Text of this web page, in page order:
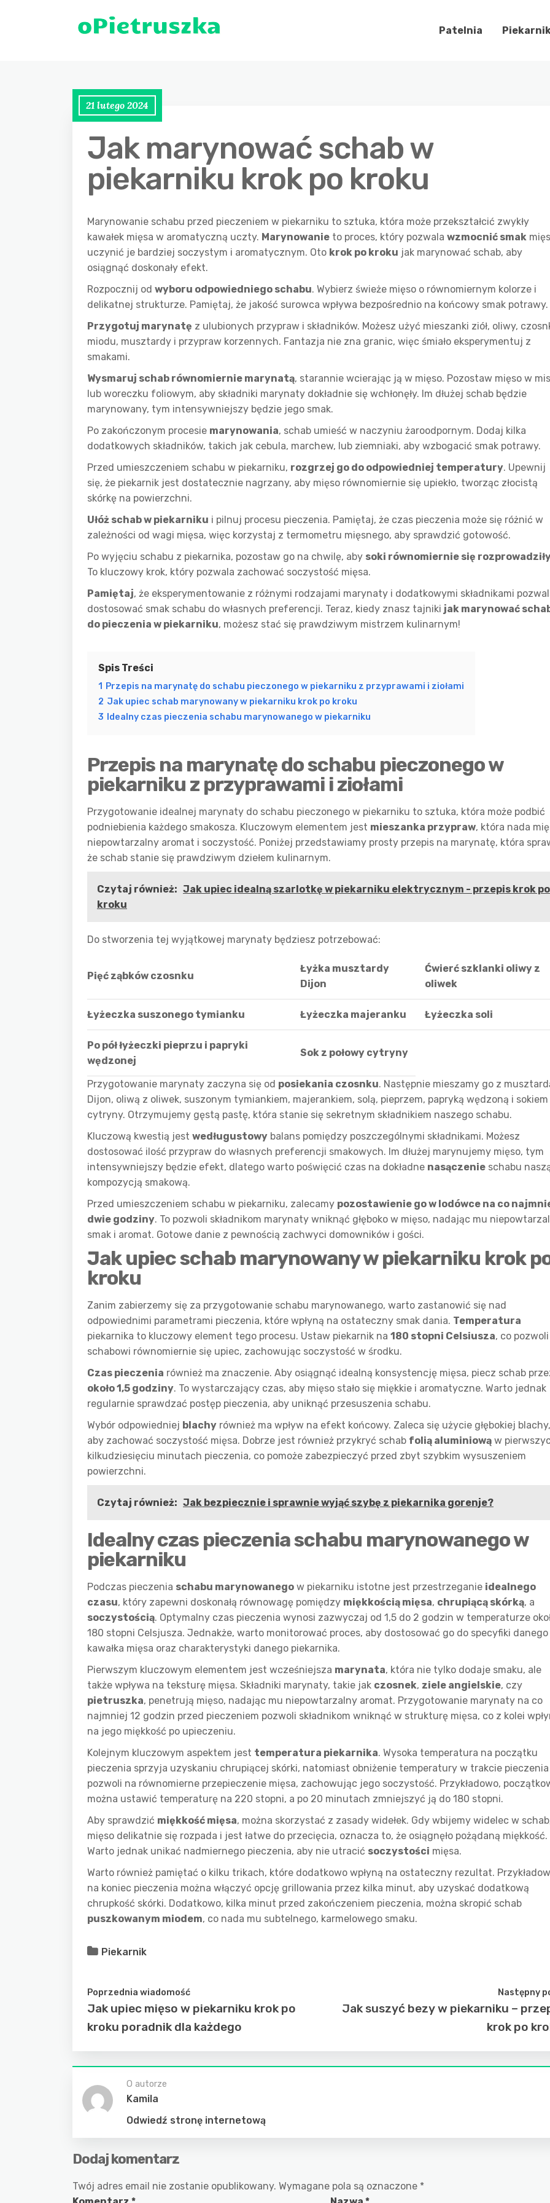
Patelnia
21 lutego 2024
Jak marynować schab w
piekarniku krok po kroku
Marynowanie schabu przed pieczeniem w piekarniku to sztuka, która może przekształcić zwykły
kawałek mięsa w aromatyczną uczty. Marynowanie to proces, który pozwala wzmocnić smak
uczynić je bardziej soczystym i aromatycznym. Oto krok po kroku jak marynować schab, aby
osiągnąć doskonały efekt.
Rozpocznij od wyboru odpowiedniego schabu. Wybierz świeże mięso o równomiernym kolorze i
delikatnej strukturze. Pamiętaj, że jakość surowca wpływa bezpośrednio na końcowy smak potrawy.
Przygotuj marynatę z ulubionych przypraw i składników. Możesz użyć mieszanki ziół, oliwy,
miodu, musztardy i przypraw korzennych. Fantazja nie zna granic, więc śmiało eksperymentuj z
smakami.
Wysmaruj schab równomiernie marynatą, starannie wcierając ją w mięso. Pozostaw mięso w
lub woreczku foliowym, aby składniki marynaty dokładnie się wchłonęły. Im dłużej schab będzie
marynowany, tym intensywniejszy będzie jego smak.
Po zakończonym procesie marynowania, schab umieść w naczyniu żaroodpornym. Dodaj kilka
dodatkowych składników, takich jak cebula, marchew, lub ziemniaki, aby wzbogacić smak potrawy.
Przed umieszczeniem schabu w piekarniku, rozgrzej go do odpowiedniej temperatury. Upewnij
się, że piekarnik jest dostatecznie nagrzany, aby mięso równomiernie się upiekło, tworząc złocistą
skórkę na powierzchni.
Ułóż schab w piekarniku i pilnuj procesu pieczenia. Pamiętaj, że czas pieczenia może się różnić w
zależności od wagi mięsa, więc korzystaj z termometru mięsnego, aby sprawdzić gotowość.
Po wyjęciu schabu z piekarnika, pozostaw go na chwilę, aby soki równomiernie się
To kluczowy krok, który pozwala zachować soczystość mięsa.
Pamiętaj, że eksperymentowanie z różnymi rodzajami marynaty i dodatkowymi składnikami
dostosować smak schabu do własnych preferencji. Teraz, kiedy znasz tajniki jak marynować
do pieczenia w piekarniku, możesz stać się prawdziwym mistrzem kulinarnym!
Spis Treści
1
Przepis na marynatę do schabu pieczonego w piekarniku z przyprawami i ziołami
2 Jak upiec schab marynowany w piekarniku krok po kroku
3
Idealny czas pieczenia schabu marynowanego w piekarniku
Przepis na marynatę do schabu pieczonego w
piekarniku z przyprawami i ziołami
Przygotowanie idealnej marynaty do schabu pieczonego w piekarniku to sztuka, która może podbić
podniebienia każdego smakosza. Kluczowym elementem jest mieszanka przypraw, która nada
niepowtarzalny aromat i soczystość. Poniżej przedstawiamy prosty przepis na marynatę, która
że schab stanie się prawdziwym dziełem kulinarnym.
Czytaj również: Jak upiec idealną szarlotkę w piekarniku elektrycznym - przepis krok po
kroku
Do stworzenia tej wyjątkowej marynaty będziesz potrzebować:
Pięć ząbków czosnku
Łyżka musztardy
Dijon
Ćwierć szklanki oliwy z
oliwek
Łyżeczka suszonego tymianku Łyżeczka majeranku Łyżeczka soli
Po pół łyżeczki pieprzu i papryki
wędzonej
Sok z połowy cytryny
Przygotowanie marynaty zaczyna się od posiekania czosnku. Następnie mieszamy go z
Dijon, oliwą z oliwek, suszonym tymiankiem, majerankiem, solą, pieprzem, papryką wędzoną i sokiem
cytryny. Otrzymujemy gęstą pastę, która stanie się sekretnym składnikiem naszego schabu.
Kluczową kwestią jest wedługustowy balans pomiędzy poszczególnymi składnikami. Możesz
dostosować ilość przypraw do własnych preferencji smakowych. Im dłużej marynujemy mięso, tym
intensywniejszy będzie efekt, dlatego warto poświęcić czas na dokładne nasączenie schabu
kompozycją smakową.
Przed umieszczeniem schabu w piekarniku, zalecamy pozostawienie go w lodówce na co
dwie godziny. To pozwoli składnikom marynaty wniknąć głęboko w mięso, nadając mu
smak i aromat. Gotowe danie z pewnością zachwyci domowników i gości.
Jak upiec schab marynowany w piekarniku krok
kroku
Zanim zabierzemy się za przygotowanie schabu marynowanego, warto zastanowić się nad
odpowiednimi parametrami pieczenia, które wpłyną na ostateczny smak dania. Temperatura
piekarnika to kluczowy element tego procesu. Ustaw piekarnik na 180 stopni Celsiusza, co pozwoli
schabowi równomiernie się upiec, zachowując soczystość w środku.
Czas pieczenia również ma znaczenie. Aby osiągnąć idealną konsystencję mięsa, piecz schab
około 1,5 godziny. To wystarczający czas, aby mięso stało się miękkie i aromatyczne. Warto jednak
regularnie sprawdzać postęp pieczenia, aby uniknąć przesuszenia schabu.
Wybór odpowiedniej blachy również ma wpływ na efekt końcowy. Zaleca się użycie głębokiej blachy,
aby zachować soczystość mięsa. Dobrze jest również przykryć schab folią aluminiową w
kilkudziesięciu minutach pieczenia, co pomoże zabezpieczyć przed zbyt szybkim wysuszeniem
powierzchni.
Czytaj również: Jak bezpiecznie i sprawnie wyjąć szybę z piekarnika gorenje?
Idealny czas pieczenia schabu marynowanego w
piekarniku
Podczas pieczenia schabu marynowanego w piekarniku istotne jest przestrzeganie idealnego
czasu, który zapewni doskonałą równowagę pomiędzy miękkością mięsa, chrupiącą skórką, a
soczystością. Optymalny czas pieczenia wynosi zazwyczaj od 1,5 do 2 godzin w temperaturze
180 stopni Celsjusza. Jednakże, warto monitorować proces, aby dostosować go do specyfiki danego
kawałka mięsa oraz charakterystyki danego piekarnika.
Pierwszym kluczowym elementem jest wcześniejsza marynata, która nie tylko dodaje smaku, ale
także wpływa na teksturę mięsa. Składniki marynaty, takie jak czosnek, ziele angielskie, czy
pietruszka, penetrują mięso, nadając mu niepowtarzalny aromat. Przygotowanie marynaty na co
najmniej 12 godzin przed pieczeniem pozwoli składnikom wniknąć w strukturę mięsa, co z kolei
na jego miękkość po upieczeniu.
Kolejnym kluczowym aspektem jest temperatura piekarnika. Wysoka temperatura na początku
pieczenia sprzyja uzyskaniu chrupiącej skórki, natomiast obniżenie temperatury w trakcie pieczenia
pozwoli na równomierne przepieczenie mięsa, zachowując jego soczystość. Przykładowo,
można ustawić temperaturę na 220 stopni, a po 20 minutach zmniejszyć ją do 180 stopni.
Aby sprawdzić miękkość mięsa, można skorzystać z zasady widełek. Gdy wbijemy widelec w
mięso delikatnie się rozpada i jest łatwe do przecięcia, oznacza to, że osiągnęło pożądaną miękkość.
Warto jednak unikać nadmiernego pieczenia, aby nie utracić soczystości mięsa.
Warto również pamiętać o kilku trikach, które dodatkowo wpłyną na ostateczny rezultat.
na koniec pieczenia można włączyć opcję grillowania przez kilka minut, aby uzyskać dodatkową
chrupkość skórki. Dodatkowo, kilka minut przed zakończeniem pieczenia, można skropić schab
puszkowanym miodem, co nada mu subtelnego, karmelowego smaku.
Piekarnik
Poprzednia wiadomość
Jak upiec mięso w piekarniku krok po
kroku poradnik dla każdego
Następny
Jak suszyć bezy w piekarniku –
krok po
O autorze
Kamila
Odwiedź stronę internetową
Dodaj komentarz
Twój adres email nie zostanie opublikowany. Wymagane pola są oznaczone *